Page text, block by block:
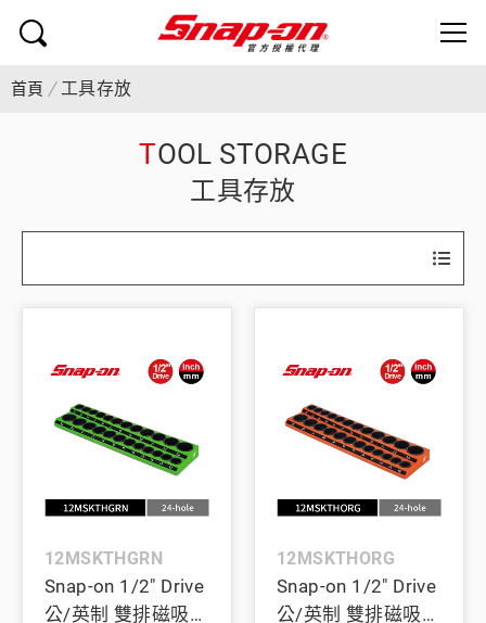
首頁 工具存放
TOOL STORAGE
工具存放
12MSKTHGRN
Snap-on 1/2" Drive
公/英制 雙排磁吸式
12MSKTHORG
Snap-on 1/2" Drive
公/英制 雙排磁吸式